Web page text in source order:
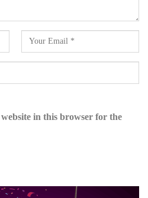
in this browser for the